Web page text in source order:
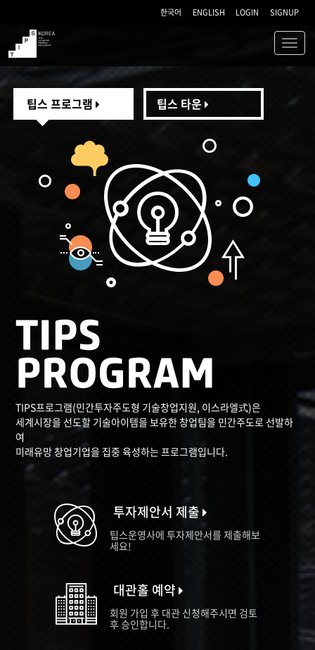
한국어 ENGLISH LOGIN SIGNUP
TIPS
팁스 프로그램 팁스 타운
TIPS프로그램(민간투자주도형 기술창업지원, 이스라엘式)은
세계시장을 선도할 기술아이템을 보유한 창업팀을 민간주도로 선발하
여
미래유망 창업기업을 집중 육성하는 프로그램입니다.
투자제안서 제출
팁스운영사에 투자제안서를 제출해보
세요!
대관홀 예약
회원 가입 후 대관 신청해주시면 검토
후 승인합니다.